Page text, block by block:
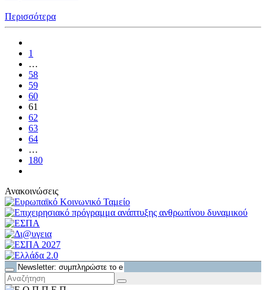
Περισσότερα
1
…
58
59
60
61
62
63
64
…
180
Ανακοινώσεις